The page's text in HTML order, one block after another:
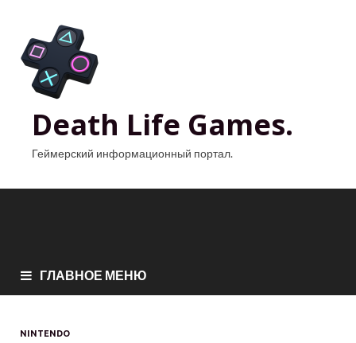
Death Life Games.
Геймерский информационный портал.
ГЛАВНОЕ МЕНЮ
NINTENDO